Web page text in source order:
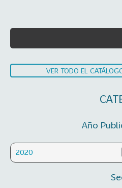
VER TODO EL
Año
2020